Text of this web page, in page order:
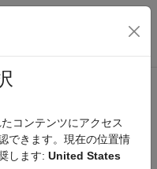
ゲーション メ
and events in your
コンテンツにアクセス
できます。現在の位置情
します: United States